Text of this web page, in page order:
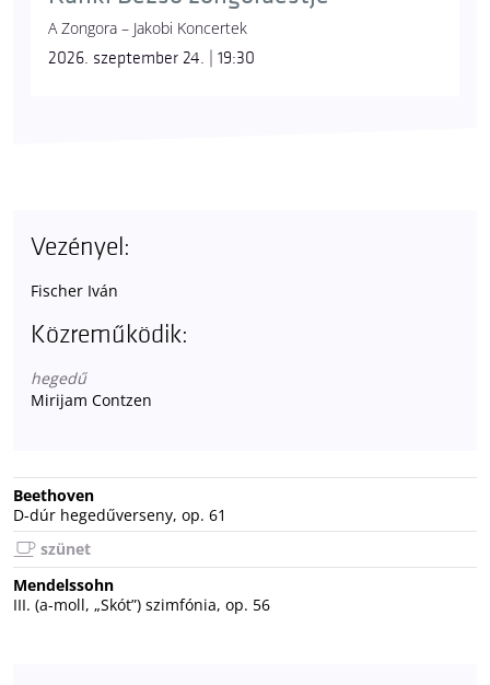
A Zongora – Jakobi Koncertek
2026. szeptember 24. | 19:30
Vezényel:
Fischer Iván
Közreműködik:
hegedű
Mirijam Contzen
Beethoven
D-dúr hegedűverseny, op. 61
szünet
Mendelssohn
III. (a-moll, „Skót”) szimfónia, op. 56